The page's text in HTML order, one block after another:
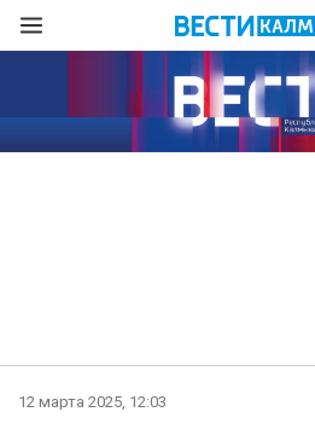
12 марта 2025, 12:03